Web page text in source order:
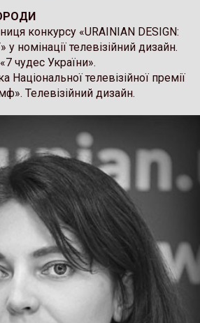
конкурсу «URAINIAN DESIGN:
у номінації телевізійний дизайн.
чудес України».
Національної телевізійної премії
Телевізійний дизайн.